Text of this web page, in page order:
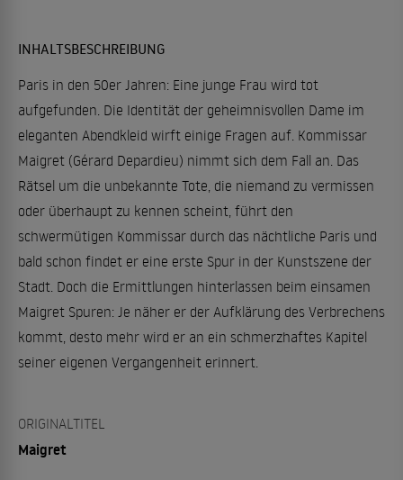
INHALTSBESCHREIBUNG
Paris in den 50er Jahren: Eine junge Frau wird tot
aufgefunden. Die Identität der geheimnisvollen Dame im
eleganten Abendkleid wirft einige Fragen auf. Kommissar
Maigret (Gérard Depardieu) nimmt sich dem Fall an. Das
Rätsel um die unbekannte Tote, die niemand zu vermissen
oder überhaupt zu kennen scheint, führt den
schwermütigen Kommissar durch das nächtliche Paris und
bald schon findet er eine erste Spur in der Kunstszene der
Stadt. Doch die Ermittlungen hinterlassen beim einsamen
Maigret Spuren: Je näher er der Aufklärung des Verbrechens
kommt, desto mehr wird er an ein schmerzhaftes Kapitel
seiner eigenen Vergangenheit erinnert.
ORIGINALTITEL
Maigret